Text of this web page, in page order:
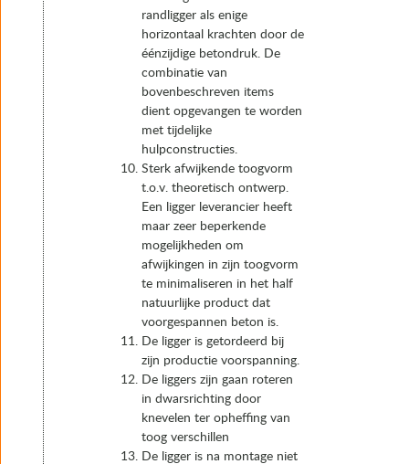
randligger als enige
horizontaal krachten door de
éénzijdige betondruk. De
combinatie van
bovenbeschreven items
dient opgevangen te worden
met tijdelijke
hulpconstructies.
Sterk afwijkende toogvorm
t.o.v. theoretisch ontwerp.
Een ligger leverancier heeft
maar zeer beperkende
mogelijkheden om
afwijkingen in zijn toogvorm
te minimaliseren in het half
natuurlijke product dat
voorgespannen beton is.
De ligger is getordeerd bij
zijn productie voorspanning.
De liggers zijn gaan roteren
in dwarsrichting door
knevelen ter opheffing van
toog verschillen
De ligger is na montage niet